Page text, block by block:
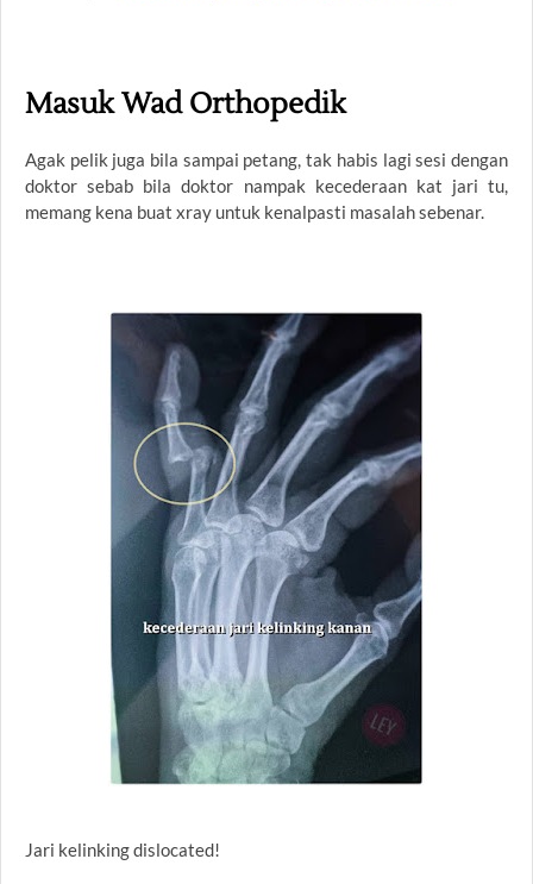
Masuk Wad Orthopedik
Agak pelik juga bila sampai petang, tak habis lagi sesi dengan
doktor sebab bila doktor nampak kecederaan kat jari tu,
memang kena buat xray untuk kenalpasti masalah sebenar.
Jari kelinking dislocated!